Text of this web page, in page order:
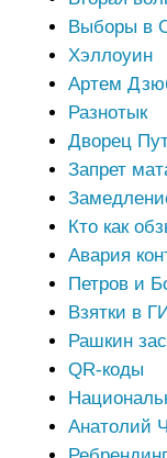
Выборы в
Хэллоуин
Артем
Разнотык
Дворец
Запрет
Кто как
Авария
Петров и
Взятки в
Рашкин
QR-коды
Анатолий